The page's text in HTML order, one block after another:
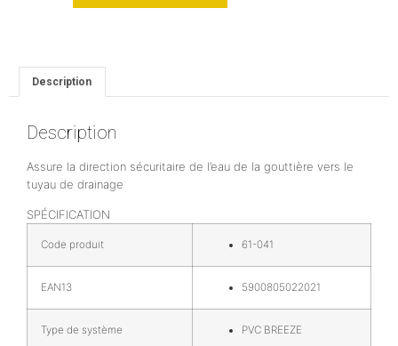
Description
Description
Assure la direction sécuritaire de l’eau de la gouttière vers le
tuyau de drainage
SPÉCIFICATION
Code produit 61-041
EAN13 5900805022021
Type de système PVC BREEZE